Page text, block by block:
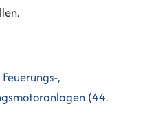
,
(44.